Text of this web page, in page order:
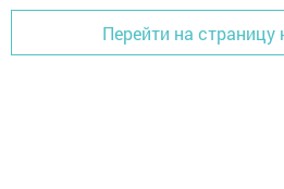
Перейти на страницу